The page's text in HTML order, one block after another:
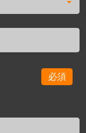
必須